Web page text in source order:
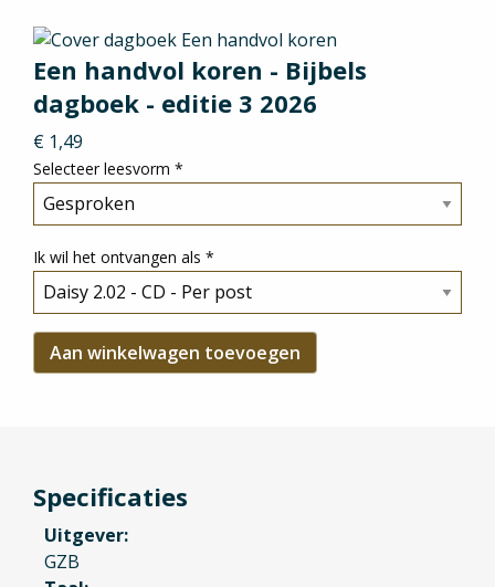
Een handvol koren - Bijbels
dagboek - editie 3 2026
€ 1,49
Selecteer leesvorm *
Ik wil het ontvangen als *
Specificaties
Uitgever
GZB